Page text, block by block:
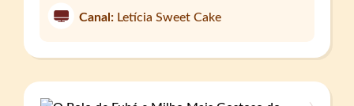
Canal: Letícia Sweet Cake